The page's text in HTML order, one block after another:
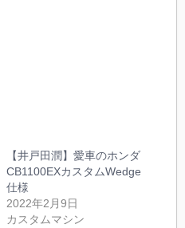
【井戸田潤】愛車のホンダ
CB1100EXカスタムWedge
仕様
2022年2月9日
カスタムマシン